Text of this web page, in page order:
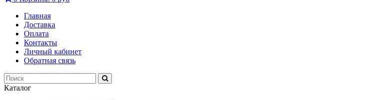
Главная
Доставка
Оплата
Контакты
Личный кабинет
Обратная связь
Каталог